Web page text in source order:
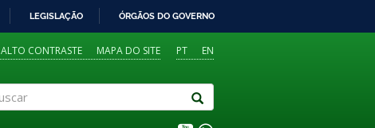
LEGISLAÇÃO ÓRGÃOS DO GOVERNO
PT EN
ALTO CONTRASTE MAPA DO SITE